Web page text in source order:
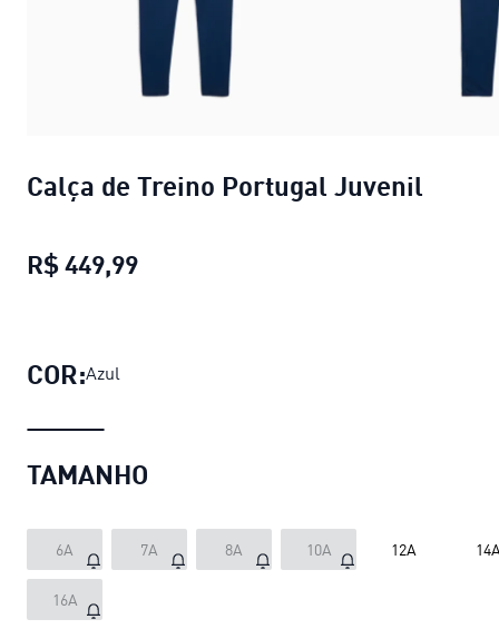
Calça de Treino Portugal Juvenil
R$ 449,99
COR:Azul
TAMANHO
6A 7A 8A 10A 12A
16A